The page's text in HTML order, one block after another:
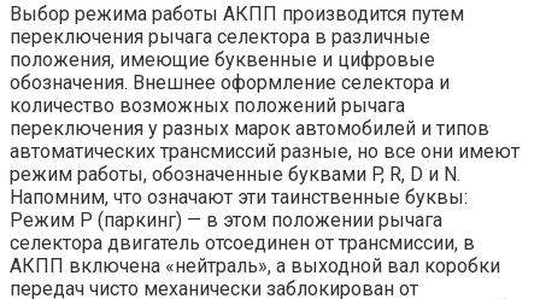
Выбор режима работы АКПП производится путем
переключения рычага селектора в различные
положения, имеющие буквенные и цифровые
обозначения. Внешнее оформление селектора и
количество возможных положений рычага
переключения у разных марок автомобилей и типов
автоматических трансмиссий разные, но все они имеют
режим работы, обозначенные буквами P, R, D и N.
Напомним, что означают эти таинственные буквы:
Режим P (паркинг) — в этом положении рычага
селектора двигатель отсоединен от трансмиссии, в
АКПП включена «нейтраль», а выходной вал коробки
передач чисто механически заблокирован от